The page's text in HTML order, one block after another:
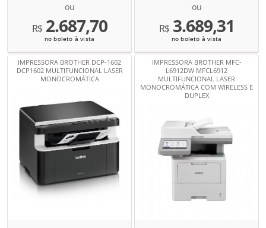
ou
R$2.687,70
no boleto à vista
ou
R$3.689,31
no boleto à vista
IMPRESSORA BROTHER DCP-1602
DCP1602 MULTIFUNCIONAL LASER
MONOCROMÁTICA
IMPRESSORA BROTHER MFC-
L6912DW MFCL6912
MULTIFUNCIONAL LASER
MONOCROMÁTICA COM WIRELESS E
DUPLEX